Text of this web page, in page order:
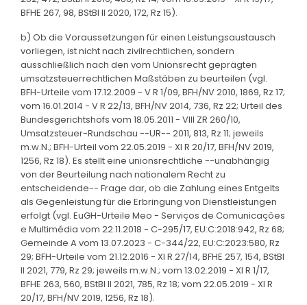
BFHE 267, 98, BStBl II 2020, 172, Rz 15).
b) Ob die Voraussetzungen für einen Leistungsaustausch
vorliegen, ist nicht nach zivilrechtlichen, sondern
ausschließlich nach den vom Unionsrecht geprägten
umsatzsteuerrechtlichen Maßstäben zu beurteilen (vgl.
BFH-Urteile vom 17.12.2009 - V R 1/09, BFH/NV 2010, 1869, Rz 17;
vom 16.01.2014 - V R 22/13, BFH/NV 2014, 736, Rz 22; Urteil des
Bundesgerichtshofs vom 18.05.2011 - VIII ZR 260/10,
Umsatzsteuer-Rundschau --UR-- 2011, 813, Rz 11; jeweils
m.w.N.; BFH-Urteil vom 22.05.2019 - XI R 20/17, BFH/NV 2019,
1256, Rz 18). Es stellt eine unionsrechtliche --unabhängig
von der Beurteilung nach nationalem Recht zu
entscheidende-- Frage dar, ob die Zahlung eines Entgelts
als Gegenleistung für die Erbringung von Dienstleistungen
erfolgt (vgl. EuGH-Urteile Meo - Serviços de Comunicações
e Multimédia vom 22.11.2018 - C-295/17, EU:C:2018:942, Rz 68;
Gemeinde A vom 13.07.2023 - C-344/22, EU:C:2023:580, Rz
29; BFH-Urteile vom 21.12.2016 - XI R 27/14, BFHE 257, 154, BStBl
II 2021, 779, Rz 29; jeweils m.w.N.; vom 13.02.2019 - XI R 1/17,
BFHE 263, 560, BStBl II 2021, 785, Rz 18; vom 22.05.2019 - XI R
20/17, BFH/NV 2019, 1256, Rz 18).